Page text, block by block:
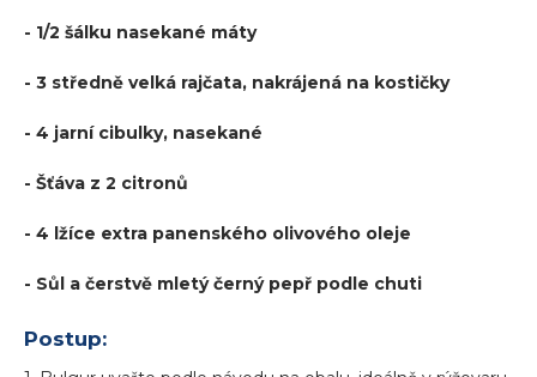
- 1/2 šálku nasekané máty
- 3 středně velká rajčata, nakrájená na kostičky
- 4 jarní cibulky, nasekané
- Šťáva z 2 citronů
- 4 lžíce extra panenského olivového oleje
- Sůl a čerstvě mletý černý pepř podle chuti
Postup: